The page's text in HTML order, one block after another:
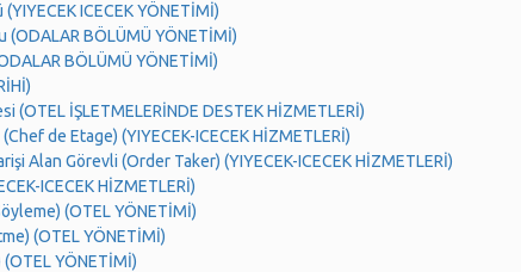
ICECEK YÖNETİMİ)
(ODALAR BÖLÜMÜ YÖNETİMİ)
BÖLÜMÜ YÖNETİMİ)
(OTEL İŞLETMELERİNDE DESTEK HİZMETLERİ)
de Etage) (YIYECEK-ICECEK HİZMETLERİ)
Alan Görevli (Order Taker) (YIYECEK-ICECEK HİZMETLERİ)
ICECEK HİZMETLERİ)
(OTEL YÖNETİMİ)
(OTEL YÖNETİMİ)
YÖNETİMİ)